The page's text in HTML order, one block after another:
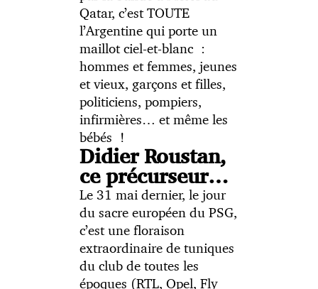
Qatar, c’est TOUTE
l’Argentine qui porte un
maillot ciel-et-blanc :
hommes et femmes, jeunes
et vieux, garçons et filles,
politiciens, pompiers,
infirmières… et même les
bébés !
Didier Roustan,
ce précurseur…
Le 31 mai dernier, le jour
du sacre européen du PSG,
c’est une floraison
extraordinaire de tuniques
du club de toutes les
époques (RTL, Opel, Fly